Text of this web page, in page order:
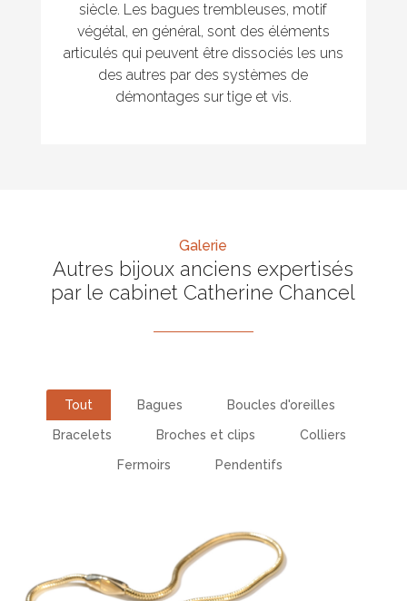
siècle. Les bagues trembleuses, motif
végétal, en général, sont des éléments
articulés qui peuvent être dissociés les uns
des autres par des systèmes de
démontages sur tige et vis.
Galerie
Autres bijoux anciens expertisés
par le cabinet Catherine Chancel
Tout Bagues Boucles d'oreilles
Bracelets Broches et clips Colliers
Fermoirs Pendentifs